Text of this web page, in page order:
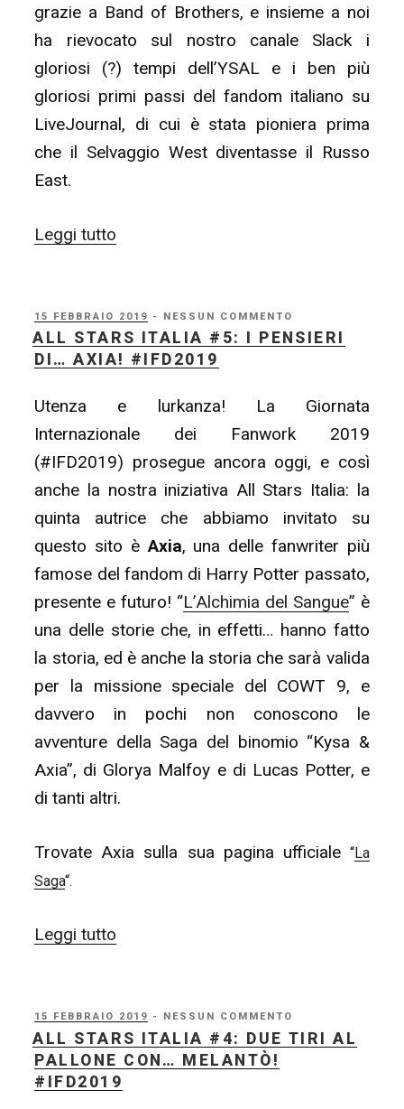
grazie a Band of Brothers, e insieme a noi
ha rievocato sul nostro canale Slack i
gloriosi (?) tempi dell’YSAL e i ben più
gloriosi primi passi del fandom italiano su
LiveJournal, di cui è stata pioniera prima
che il Selvaggio West diventasse il Russo
East.
Leggi tutto
#6:
Uno
sguardo
al
passato
con…
Fiorediloto!
#IFD2019”
PUBBLICATO
IL
15 FEBBRAIO 2019 - NESSUN COMMENTO
ALL STARS ITALIA #5: I PENSIERI
DI… AXIA! #IFD2019
Utenza e lurkanza! La Giornata
Internazionale dei Fanwork 2019
(#IFD2019) prosegue ancora oggi, e così
anche la nostra iniziativa All Stars Italia: la
quinta autrice che abbiamo invitato su
questo sito èAxia, una delle fanwriter più
famose del fandom di Harry Potter passato,
presente e futuro! “L’Alchimia del Sangue” è
una delle storie che, in effetti… hanno fatto
la storia, ed è anche la storia che sarà valida
per la missione speciale del COWT 9, e
davvero in pochi non conoscono le
avventure della Saga del binomio “Kysa &
Axia”, di Glorya Malfoy e di Lucas Potter, e
di tanti altri.
Trovate Axia sulla sua pagina ufficiale “La
Saga“.
Leggi tutto
#5:
I
pensieri
PUBBLICATO
IL
15 FEBBRAIO 2019 - NESSUN COMMENTO
ALL STARS ITALIA #4: DUE TIRI AL
PALLONE CON… MELANTÒ!
#IFD2019